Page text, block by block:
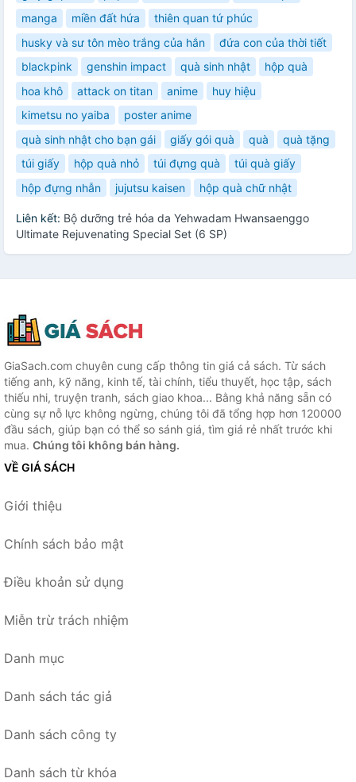
manga
miền đất hứa
thiên quan tứ phúc
husky và sư tôn mèo trắng của hắn
đứa con của thời tiết
blackpink
genshin impact quà sinh nhật
hộp quà
hoa khô
attack on titan anime
huy hiệu
kimetsu no yaiba
poster anime
quà sinh nhật cho bạn gái
giấy gói quà quà
quà tặng
túi giấy
hộp quà nhỏ túi đựng quà
túi quà giấy
hộp đựng nhẫn
jujutsu kaisen hộp quà chữ nhật
Liên kết: Bộ dưỡng trẻ hóa da Yehwadam Hwansaenggo
Ultimate Rejuvenating Special Set (6 SP)
GiaSach.com chuyên cung cấp thông tin giá cả sách. Từ sách
tiếng anh, kỹ năng, kinh tế, tài chính, tiểu thuyết, học tập, sách
thiếu nhi, truyện tranh, sách giao khoa... Bằng khả năng sẵn có
cùng sự nỗ lực không ngừng, chúng tôi đã tổng hợp hơn 120000
đầu sách, giúp bạn có thể so sánh giá, tìm giá rẻ nhất trước khi
mua. Chúng tôi không bán hàng.
VỀ GIÁ SÁCH
Giới thiệu
Chính sách bảo mật
Điều khoản sử dụng
Miễn trừ trách nhiệm
Danh mục
Danh sách tác giả
Danh sách công ty
Danh sách từ khóa